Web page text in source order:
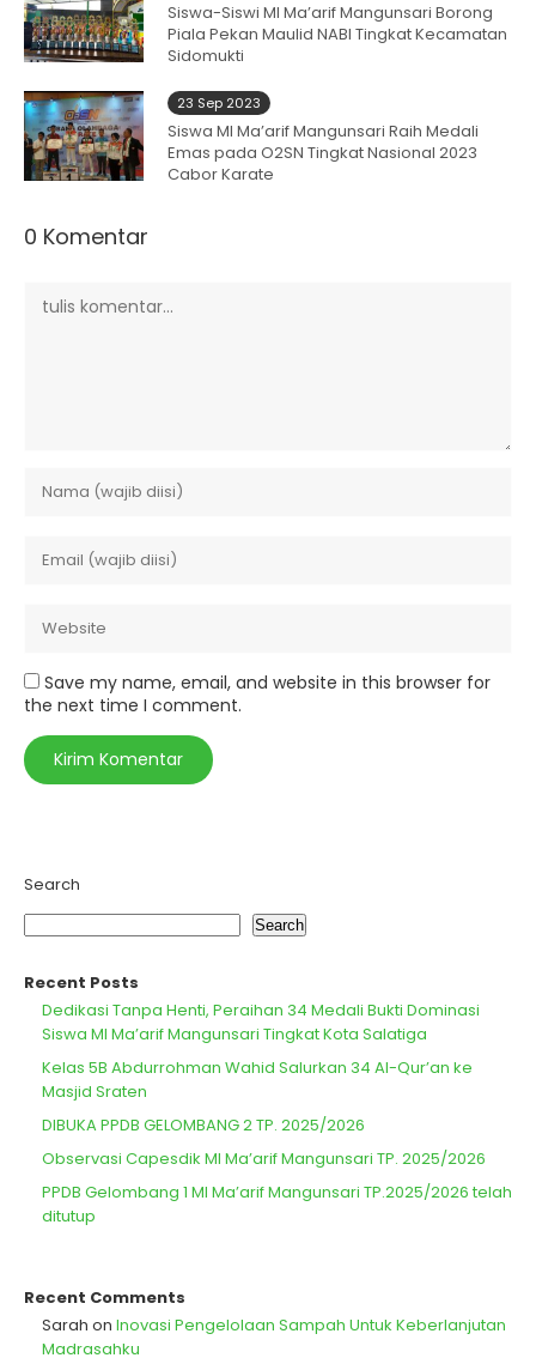
Siswa-Siswi MI Ma’arif Mangunsari Borong
Piala Pekan Maulid NABI Tingkat Kecamatan
Sidomukti
23 Sep 2023
Siswa MI Ma’arif Mangunsari Raih Medali
Emas pada O2SN Tingkat Nasional 2023
Cabor Karate
0 Komentar
Save my name, email, and website in this browser for
the next time I comment.
Search
Search
Recent Posts
Dedikasi Tanpa Henti, Peraihan 34 Medali Bukti Dominasi
Siswa MI Ma’arif Mangunsari Tingkat Kota Salatiga
Kelas 5B Abdurrohman Wahid Salurkan 34 Al-Qur’an ke
Masjid Sraten
DIBUKA PPDB GELOMBANG 2 TP. 2025/2026
Observasi Capesdik MI Ma’arif Mangunsari TP. 2025/2026
PPDB Gelombang 1 MI Ma’arif Mangunsari TP.2025/2026 telah
ditutup
Recent Comments
Sarah on Inovasi Pengelolaan Sampah Untuk Keberlanjutan
Madrasahku